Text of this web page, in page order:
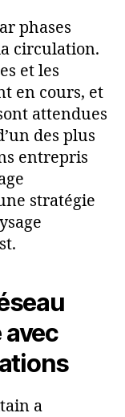
phases
circulation.
et les
en cours, et
attendues
des plus
entrepris
stratégie
avec
a